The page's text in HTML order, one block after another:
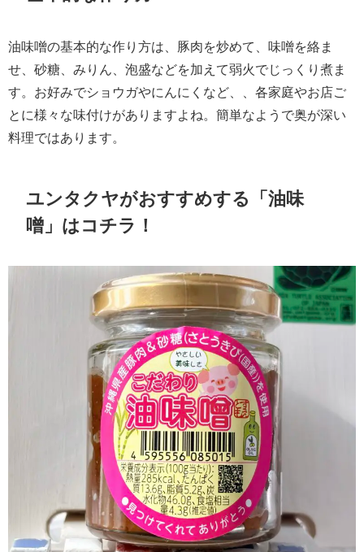
油味噌の基本的な作り方は、豚肉を炒めて、味噌を絡ま
せ、砂糖、みりん、泡盛などを加えて弱火でじっくり煮ま
す。お好みでショウガやにんにくなど、、各家庭やお店ご
とに様々な味付けがありますよね。簡単なようで奥が深い
料理ではあります。
ユンタクヤがおすすめする「油味
噌」はコチラ！